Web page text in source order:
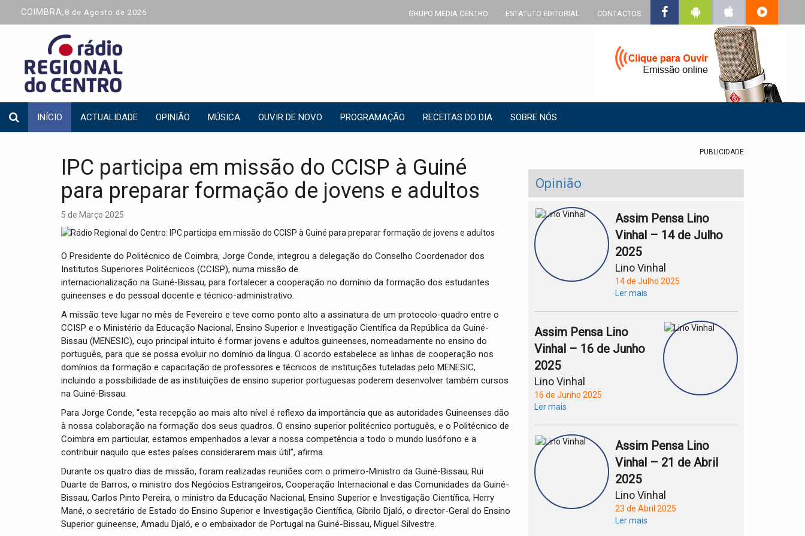
COIMBRA, 8 de Agosto de 2026 GRUPO MEDIA CENTRO ESTATUTO EDITORIAL CONTACTOS
INÍCIO ACTUALIDADE OPINIÃO MÚSICA OUVIR DE NOVO PROGRAMAÇÃO RECEITAS DO DIA SOBRE NÓS
IPC participa em missão do CCISP à Guiné
para preparar formação de jovens e adultos
5 de Março 2025
O Presidente do Politécnico de Coimbra, Jorge Conde, integrou a delegação do Conselho Coordenador dos
Institutos Superiores Politécnicos (CCISP), numa missão de
internacionalização na Guiné-Bissau, para fortalecer a cooperação no domínio da formação dos estudantes
guineenses e do pessoal docente e técnico-administrativo.
A missão teve lugar no mês de Fevereiro e teve como ponto alto a assinatura de um protocolo-quadro entre o
CCISP e o Ministério da Educação Nacional, Ensino Superior e Investigação Científica da República da Guiné-
Bissau (MENESIC), cujo principal intuito é formar jovens e adultos guineenses, nomeadamente no ensino do
português, para que se possa evoluir no domínio da língua. O acordo estabelece as linhas de cooperação nos
domínios da formação e capacitação de professores e técnicos de instituições tuteladas pelo MENESIC,
incluindo a possibilidade de as instituições de ensino superior portuguesas poderem desenvolver também cursos
na Guiné-Bissau.
Para Jorge Conde, “esta recepção ao mais alto nível é reflexo da importância que as autoridades Guineenses dão
à nossa colaboração na formação dos seus quadros. O ensino superior politécnico português, e o Politécnico de
Coimbra em particular, estamos empenhados a levar a nossa competência a todo o mundo lusófono e a
contribuir naquilo que estes países considerarem mais útil”, afirma.
Durante os quatro dias de missão, foram realizadas reuniões com o primeiro-Ministro da Guiné-Bissau, Rui
Duarte de Barros, o ministro dos Negócios Estrangeiros, Cooperação Internacional e das Comunidades da Guiné-
Bissau, Carlos Pinto Pereira, o ministro da Educação Nacional, Ensino Superior e Investigação Científica, Herry
Mané, o secretário de Estado do Ensino Superior e Investigação Científica, Gibrilo Djaló, o director-Geral do Ensino
Superior guineense, Amadu Djaló, e o embaixador de Portugal na Guiné-Bissau, Miguel Silvestre.
PUBLICIDADE
Opinião
Assim Pensa Lino
Vinhal – 14 de Julho
2025
Lino Vinhal
14 de Julho 2025
Ler mais
Assim Pensa Lino
Vinhal – 16 de Junho
2025
Lino Vinhal
16 de Junho 2025
Ler mais
Assim Pensa Lino
Vinhal – 21 de Abril
2025
Lino Vinhal
23 de Abril 2025
Ler mais